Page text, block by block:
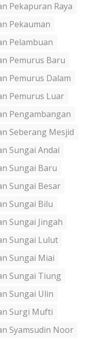
Pekapuran Raya
Pekauman
Pelambuan
Pemurus Baru
Pemurus Dalam
Pemurus Luar
Pengambangan
Seberang Mesjid
Sungai Andai
Sungai Baru
Sungai Besar
Sungai Bilu
Sungai Jingah
Sungai Lulut
Sungai Miai
Sungai Tiung
Sungai Ulin
Surgi Mufti
Syamsudin Noor